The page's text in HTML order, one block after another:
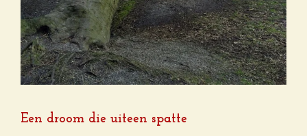
Een droom die uiteen spatte